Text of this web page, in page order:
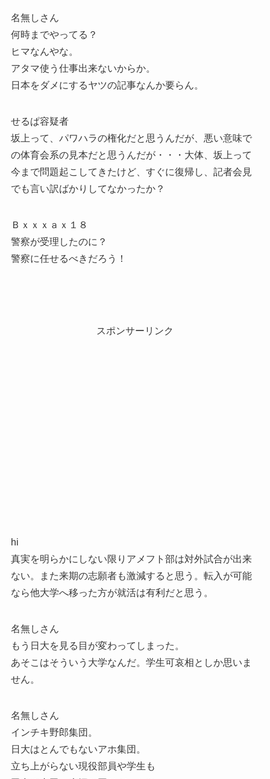
名無しさん
何時までやってる？
ヒマなんやな。
アタマ使う仕事出来ないからか。
日本をダメにするヤツの記事なんか要らん。
せるぱ容疑者
坂上って、パワハラの権化だと思うんだが、悪い意味で
の体育会系の見本だと思うんだが・・・大体、坂上って
今まで問題起こしてきたけど、すぐに復帰し、記者会見
でも言い訳ばかりしてなかったか？
Ｂｘｘｘａｘ１８
警察が受理したのに？
警察に任せるべきだろう！
スポンサーリンク
hi
真実を明らかにしない限りアメフト部は対外試合が出来
ない。また来期の志願者も激減すると思う。転入が可能
なら他大学へ移った方が就活は有利だと思う。
名無しさん
もう日大を見る目が変わってしまった。
あそこはそういう大学なんだ。学生可哀相としか思いま
せん。
名無しさん
インチキ野郎集団。
日大はとんでもないアホ集団。
立ち上がらない現役部員や学生も